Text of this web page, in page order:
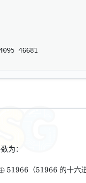
46681
为：
51966 （51966
51966 的十六